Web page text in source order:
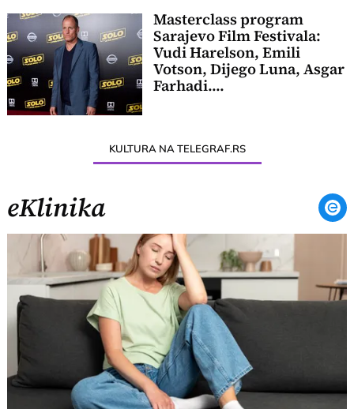
Masterclass program
Sarajevo Film Festivala:
Vudi Harelson, Emili
Votson, Dijego Luna, Asgar
Farhadi....
KULTURA NA TELEGRAF.RS
eKlinika